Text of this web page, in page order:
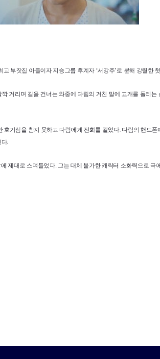
부잣집 아들이자 지승그룹 후계자 ‘서강주’로 분해 강렬한
거리며 길을 건너는 와중에 다림의 거친 말에 고개를 돌리
기심을 참지 못하고 다림에게 전화를 걸었다. 다림의 핸드폰
.
제대로 스며들었다. 그는 대체 불가한 캐릭터 소화력으로 극